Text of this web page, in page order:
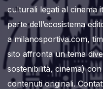
culturali legati al cinema
parte dell’ecosistema
a milanosportiva.com,
sito affronta un tema
sostenibilità, cinema)
contenuti originali.